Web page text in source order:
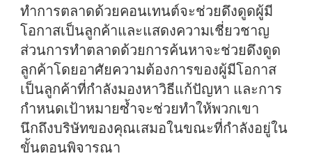
ทำการตลาดด้วยคอนเทนต์จะช่วยดึงดูดผู้มี
โอกาสเป็นลูกค้าและแสดงความเชี่ยวชาญ
ส่วนการทำตลาดด้วยการค้นหาจะช่วยดึงดูด
ลูกค้าโดยอาศัยความต้องการของผู้มีโอกาส
เป็นลูกค้าที่กำลังมองหาวิธีแก้ปัญหา และการ
กำหนดเป้าหมายซ้ำจะช่วยทำให้พวกเขา
นึกถึงบริษัทของคุณเสมอในขณะที่กำลังอยู่ใน
ขั้นตอนพิจารณา